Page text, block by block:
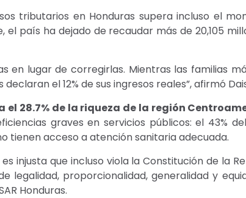
tributarios en Honduras supera incluso el
país ha dejado de recaudar más de 20,105
en lugar de corregirlas. Mientras las familias
el 12% de sus ingresos reales”, afirmó
el 28.7% de la riqueza de la región
graves en servicios públicos: el 43%
tienen acceso a atención sanitaria adecuada.
injusta que incluso viola la Constitución de la
legalidad, proporcionalidad, generalidad y
Honduras.